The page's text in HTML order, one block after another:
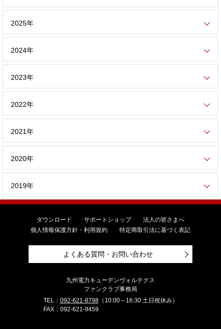
2025年
2024年
2023年
2022年
2021年
2020年
2019年
ダウンロード サポートショップ
法人の皆さまへ
個人情報保護方針・利用規約
特定商取引法に基づく表記
よくある質問・お問い合わせ
九州電力キューデンヴォルテクス
ファンクラブ事務局
TEL： 092-621-8798（10:00～16:30 土日祝休み）
FAX：092-621-9459